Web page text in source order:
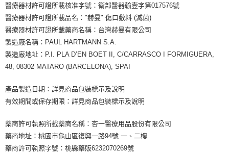
醫療器材許可證所載核准字號：衛部醫器輸壹字第017576號
醫療器材許可證所載品名："赫曼" 傷口敷料 (滅菌)
醫療器材許可證所載藥商名稱：台灣赫曼有限公司
製造廠名稱：PAUL HARTMANN S.A.
製造廠地址：P.I. PLA D’EN BOET II, C/CARRASCO I FORMIGUERA,
48, 08302 MATARO (BARCELONA), SPAI
產品製造日期：詳見商品包裝標示及說明
有效期間或保存期限：詳見商品包裝標示及說明
藥商許可執照所載藥商名稱：杏一醫療用品股份有限公司
藥商地址：桃園市龜山區復興一路94號 一、二樓
藥商許可執照字號：桃縣藥販6232070269號